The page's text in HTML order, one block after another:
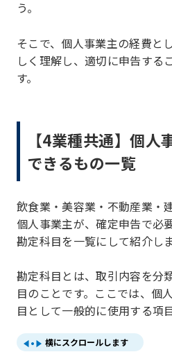
う。
そこで、個人事業主の経費と
しく理解し、適切に申告する
す。
【4業種共通】個人
できるもの一覧
飲食業・美容業・不動産業・
個人事業主が、確定申告で必
勘定科目を一覧にして紹介しま
勘定科目とは、取引内容を分
目のことです。ここでは、個
目として一般的に使用する項
横にスクロールします